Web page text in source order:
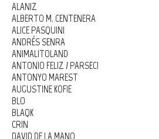
ALANIZ
ALBERTO M. CENTENERA
ALICE PASQUINI
ANDRÉS SENRA
ANIMALITOLAND
ANTONIO FELIZ / PARSEC!
ANTONYO MAREST
AUGUSTINE KOFIE
BLO
BLAQK
CRIN
DAVID DE LA MANO